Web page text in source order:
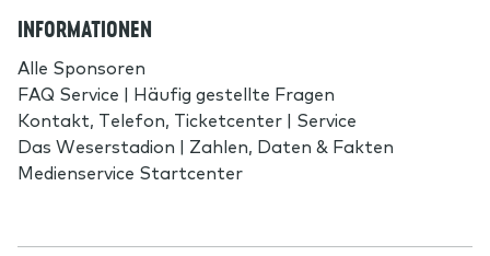
INFORMATIONEN
Alle Sponsoren
FAQ Service | Häufig gestellte Fragen
Kontakt, Telefon, Ticketcenter | Service
Das Weserstadion | Zahlen, Daten & Fakten
Medienservice Startcenter